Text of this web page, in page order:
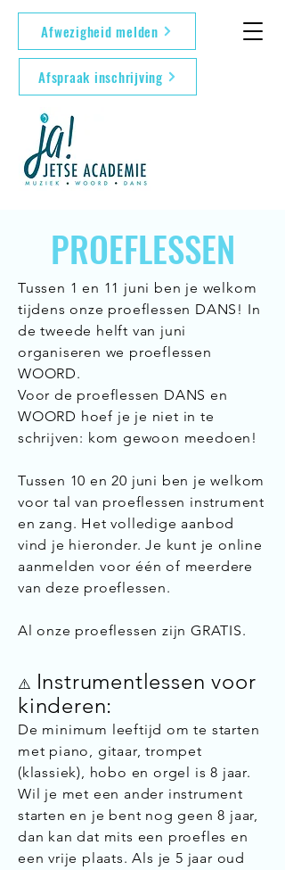
Afwezigheid melden
Afspraak inschrijving
PROEFLESSEN
Tussen 1 en 11 juni ben je welkom
tijdens onze proeflessen DANS! In
de tweede helft van juni
organiseren we proeflessen
WOORD.
Voor de proeflessen DANS en
WOORD hoef je je niet in te
schrijven: kom gewoon meedoen!
Tussen 10 en 20 juni ben je welkom
voor tal van proeflessen instrument
en zang. Het volledige aanbod
vind je hieronder. Je kunt je online
aanmelden voor één of meerdere
van deze proeflessen.
Al onze proeflessen zijn GRATIS.
⚠️ Instrumentlessen voor
kinderen:
De minimum leeftijd om te starten
met piano, gitaar, trompet
(klassiek), hobo en orgel is 8 jaar.
Wil je met een ander instrument
starten en je bent nog geen 8 jaar,
dan kan dat mits een proefles en
een vrije plaats.Als je 5 jaar oud